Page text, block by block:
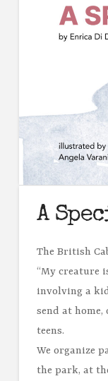
A
The British
“My creature
involving a
send at
teens.
We organize
the park, at